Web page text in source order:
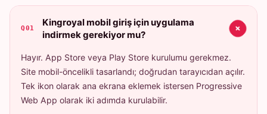
Q01
Kingroyal mobil giriş için uygulama
indirmek gerekiyor mu?
+
Hayır. App Store veya Play Store kurulumu gerekmez.
Site mobil-öncelikli tasarlandı; doğrudan tarayıcıdan açılır.
Tek ikon olarak ana ekrana eklemek istersen Progressive
Web App olarak iki adımda kurulabilir.